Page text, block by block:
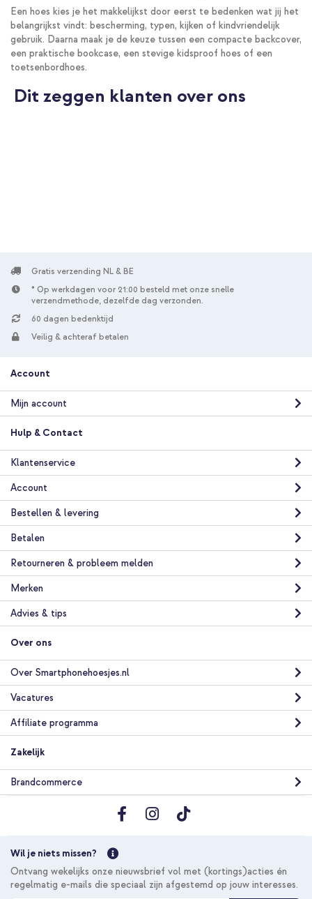
Een hoes kies je het makkelijkst door eerst te bedenken wat jij het
belangrijkst vindt: bescherming, typen, kijken of kindvriendelijk
gebruik. Daarna maak je de keuze tussen een compacte backcover,
een praktische bookcase, een stevige kidsproof hoes of een
toetsenbordhoes.
Dit zeggen klanten over ons
Gratis verzending NL & BE
* Op werkdagen voor 21:00 besteld met onze snelle
verzendmethode, dezelfde dag verzonden.
60 dagen bedenktijd
Veilig & achteraf betalen
Account
Mijn account
Hulp & Contact
Klantenservice
Account
Bestellen & levering
Betalen
Retourneren & probleem melden
Merken
Advies & tips
Over ons
Over Smartphonehoesjes.nl
Vacatures
Affiliate programma
Zakelijk
Brandcommerce
Wil je niets missen?
Ontvang wekelijks onze nieuwsbrief vol met (kortings)acties én
regelmatig e-mails die speciaal zijn afgestemd op jouw interesses.